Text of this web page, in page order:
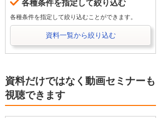
各種条件を指定して絞り込む
各種条件を指定して絞り込むことができます。
資料一覧から絞り込む
資料だけではなく動画セミナーも
視聴できます